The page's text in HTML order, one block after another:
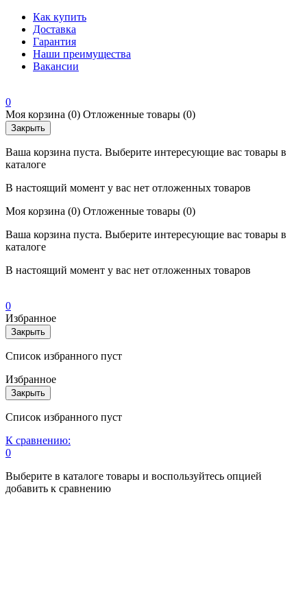
Как купить
Доставка
Гарантия
Наши преимущества
Вакансии
0
Моя корзина (0) Отложенные товары (0)
Закрыть
Ваша корзина пуста. Выберите интересующие вас товары в
каталоге
В настоящий момент у вас нет отложенных товаров
Моя корзина (0) Отложенные товары (0)
Ваша корзина пуста. Выберите интересующие вас товары в
каталоге
В настоящий момент у вас нет отложенных товаров
0
Избранное
Закрыть
Список избранного пуст
Избранное
Закрыть
Список избранного пуст
К сравнению:
0
Выберите в каталоге товары и воспользуйтесь опцией
добавить к сравнению